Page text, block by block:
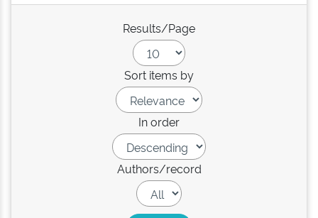
Results/Page
Sort items by
In order
Authors/record